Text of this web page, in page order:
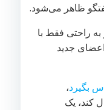
ظاهر می‌شود.
به راحتی فقط با
جدید
بگیرد،
کند، یک